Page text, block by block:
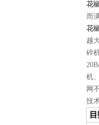
花
而
花
越
碎
机
网
技